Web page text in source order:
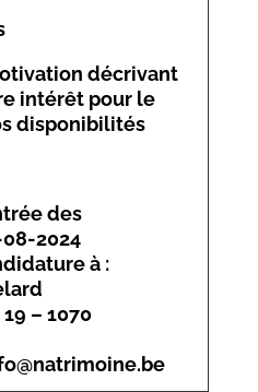
décrivant
intérêt pour le
disponibilités
des
2024
à :
– 1070